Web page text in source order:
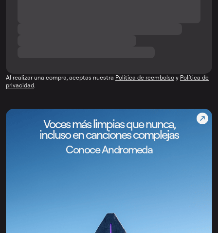
Al realizar una compra, aceptas nuestra Política de reembolso y Política de
privacidad.
Voces más limpias que nunca,
incluso en canciones complejas
Conoce Andromeda